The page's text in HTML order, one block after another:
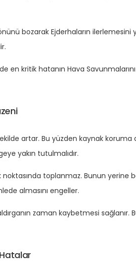
bozarak Ejderhaların ilerlemesini
kritik hatanın Hava Savunmalarını
artar. Bu yüzden kaynak koruma
yakın tutulmalıdır.
toplanmaz. Bunun yerine
almasını engeller.
zaman kaybetmesi sağlanır.